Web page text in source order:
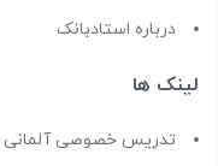
درباره استادبانک
لینک ها
تدریس خصوصی آلمانی